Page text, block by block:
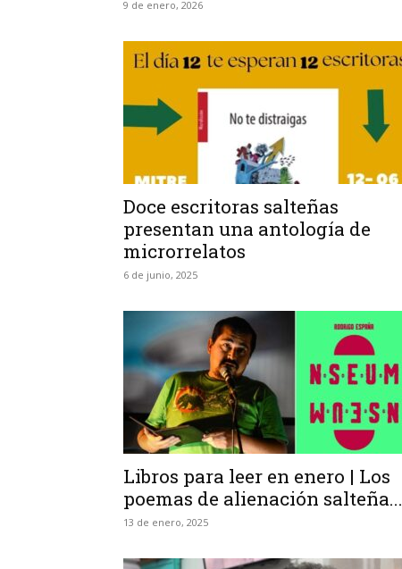
9 de enero, 2026
Doce escritoras salteñas
presentan una antología de
microrrelatos
6 de junio, 2025
Libros para leer en enero | Los
poemas de alienación salteña...
13 de enero, 2025